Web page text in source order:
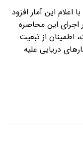
اعلام این آمار افزود
اجرای این محاصره
اطمینان از تبعیت
دریایی علیه